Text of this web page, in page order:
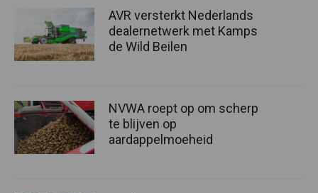
AVR versterkt Nederlands
dealernetwerk met Kamps
de Wild Beilen
NVWA roept op om scherp
te blijven op
aardappelmoeheid